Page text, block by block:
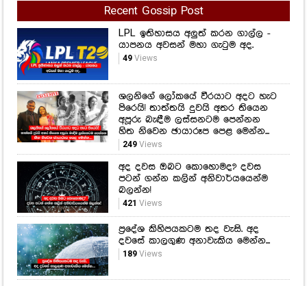
Recent Gossip Post
LPL ඉතිහාසය අලුත් කරන ගාල්ල -
යාපනය අවසන් මහා ගැටුම අද.
49Views
ශලනිගේ ලෝකයේ වීරයාට අදට හැට
පිරෙයි! තාත්තයි දුවයි අතර තියෙන
අපූරු බැඳීම ලස්සනටම පෙන්නන
හිත නිවෙන ඡායාරූප පෙළ මෙන්න...
249Views
අද දවස ඔබට කොහොමද? දවස
පටන් ගන්න කලින් අනිවාර්යයෙන්ම
බලන්න!
421 Views
ප්‍රදේශ කිහිපයකටම තද වැසි. අද
දවසේ කාලගුණ අනාවැකිය මෙන්න...
189Views